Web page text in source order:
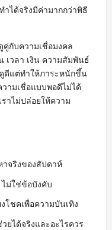
ำได้จริงมีค่ามากกว่าพิธี
กับความเชื่อมงคล
เวลา เงิน ความสัมพันธ์
ดีแต่ทำให้ภาระหนักขึ้น
ามเชื่อแบบพอดีไม่ได้
าไม่ปล่อยให้ความ
จริงของสัปดาห์
ม่ใช่ข้อบังคับ
โชคเพื่อความบันเทิง
ยได้จริงและอะไรควร